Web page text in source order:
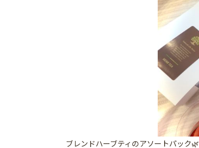
ブレンドハーブティのアソートパック🌿